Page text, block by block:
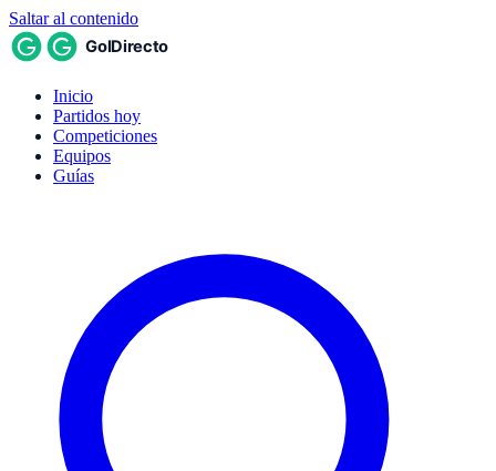
Saltar al contenido
Inicio
Partidos hoy
Competiciones
Equipos
Guías